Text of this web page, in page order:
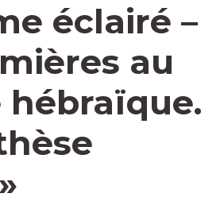
éclairé –
au
hébraïque.